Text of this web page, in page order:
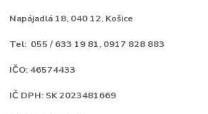
Napájadlá 18, 040 12, Košice
Tel: 055 / 633 19 81, 0917 828 883
IČO: 46574433
IČ DPH: SK 2023481669